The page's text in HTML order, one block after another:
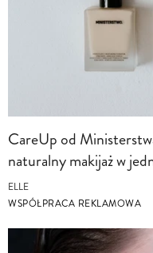
CareUp od
naturalny makijaż w
ELLE
WSPÓŁPRACA REKLAMOWA